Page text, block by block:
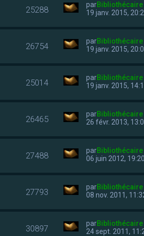
25288 parBibliothécaire
19 janv. 2015,
26754 parBibliothécaire
19 janv. 2015,
25014 parBibliothécaire
19 janv. 2015,
26465 parBibliothécaire
26 févr. 2013,
27488 parBibliothécaire
06 juin 2012, 19:20
27793 parBibliothécaire
08 nov. 2011,
30897 parBibliothécaire
24 sept. 2011,